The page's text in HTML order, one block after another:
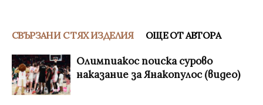
СВЪРЗАНИ С ТЯХ ИЗДЕЛИЯ ОЩЕ ОТ АВТОРА
Олимпиакос поиска сурово
наказание за Янакопулос (видео)